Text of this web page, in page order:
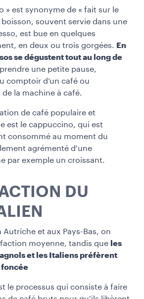
» est synonyme de « fait sur le
souvent servie dans une
est bue en quelques
en deux ou trois gorgées. En
se dégustent tout au long de
une petite pause,
comptoir d’un café ou
la machine à café.
de café populaire et
est le cappuccino, qui est
consommé au moment du
agrémenté d'une
par exemple un croissant.
DU
Autriche et aux Pays-Bas, on
moyenne, tandis que les
et les Italiens préfèrent
le processus qui consiste à faire